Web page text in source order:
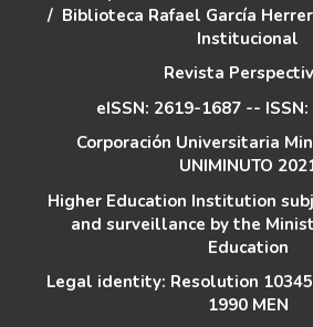
/ Biblioteca Rafael García
Institucional
Revista
eISSN: 2619-1687 --
Corporación Universitaria
UNIMINUTO
Higher Education Institution
and surveillance by the
Education
Legal identity: Resolution
1990 MEN